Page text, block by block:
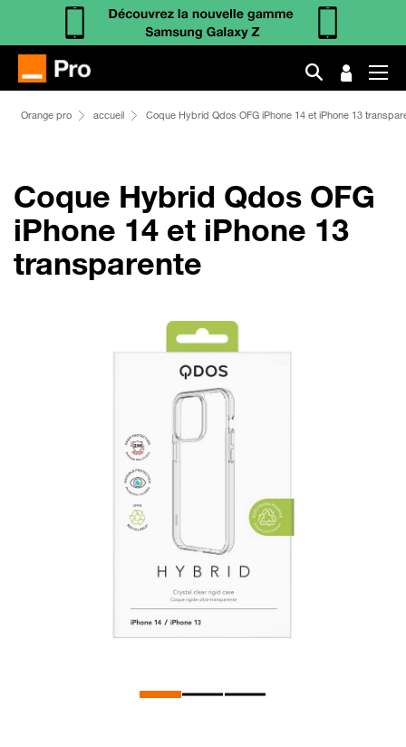
Orange pro accueil Coque Hybrid Qdos OFG iPhone 14 et iPhone 13
Coque Hybrid Qdos OFG
iPhone 14 et iPhone 13
transparente